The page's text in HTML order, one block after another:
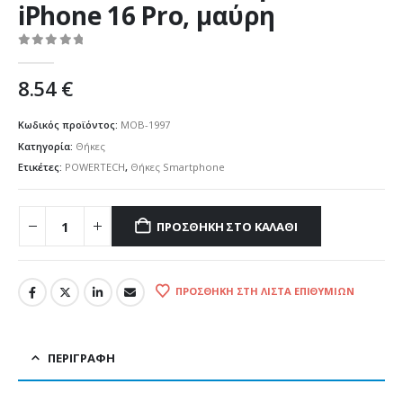
iPhone 16 Pro, μαύρη
8.54€
Κωδικός προϊόντος: MOB-1997
Κατηγορία: Θήκες
Ετικέτες: POWERTECH, Θήκες Smartphone
ΠΡΟΣΘΉΚΗ ΣΤΟ ΚΑΛΆΘΙ
ΠΡΟΣΘΉΚΗ ΣΤΗ ΛΊΣΤΑ ΕΠΙΘΥΜΙΏΝ
ΠΕΡΙΓΡΑΦΉ